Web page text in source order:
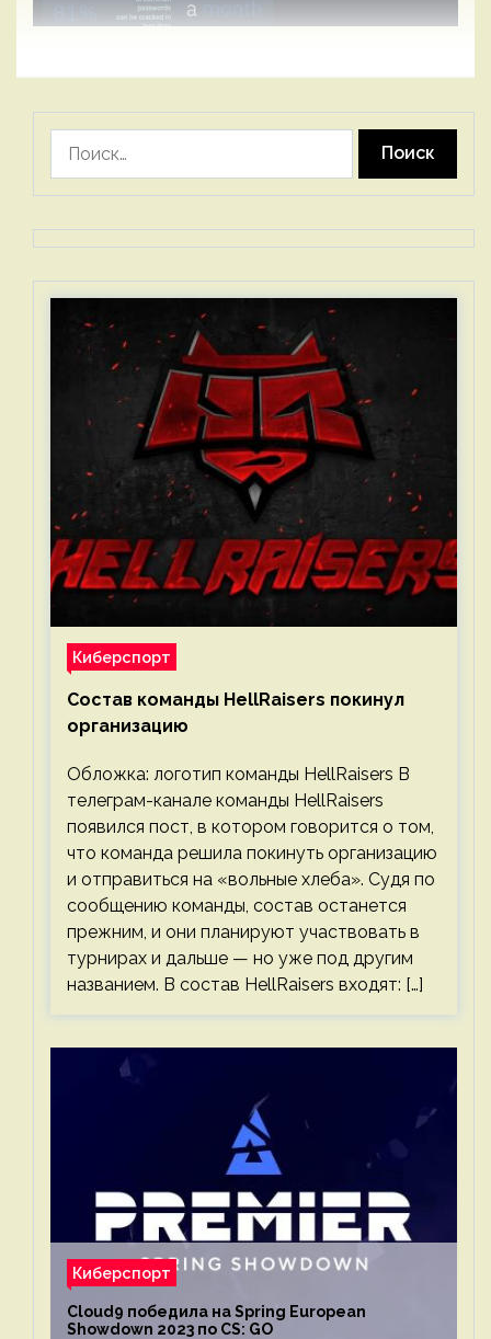
Киберспорт
Состав команды HellRaisers покинул
организацию
Обложка: логотип команды HellRaisers В
телеграм-канале команды HellRaisers
появился пост, в котором говорится о том,
что команда решила покинуть организацию
и отправиться на «вольные хлеба». Судя по
сообщению команды, состав останется
прежним, и они планируют участвовать в
турнирах и дальше — но уже под другим
названием. В состав HellRaisers входят: […]
Киберспорт
Cloud9 победила на Spring European
Showdown 2023 по CS: GO